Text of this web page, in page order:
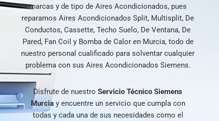
marcas y de tipo de Aires Acondicionados, pues
reparamos Aires Acondicionados Split, Multisplit, De
Conductos, Cassette, Techo Suelo, De Ventana, De
Pared, Fan Coil y Bomba de Calor en Murcia, todo de
nuestro personal cualificado para solventar cualquier
problema con sus Aires Acondicionados Siemens.
Disfrute de nuestro Servicio Técnico Siemens
Murciay encuentre un servicio que cumpla con
todas y cada una de sus necesidades como el